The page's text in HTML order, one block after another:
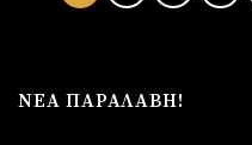
ΝΈΑ ΠΑΡΑΛΑΒΉ!